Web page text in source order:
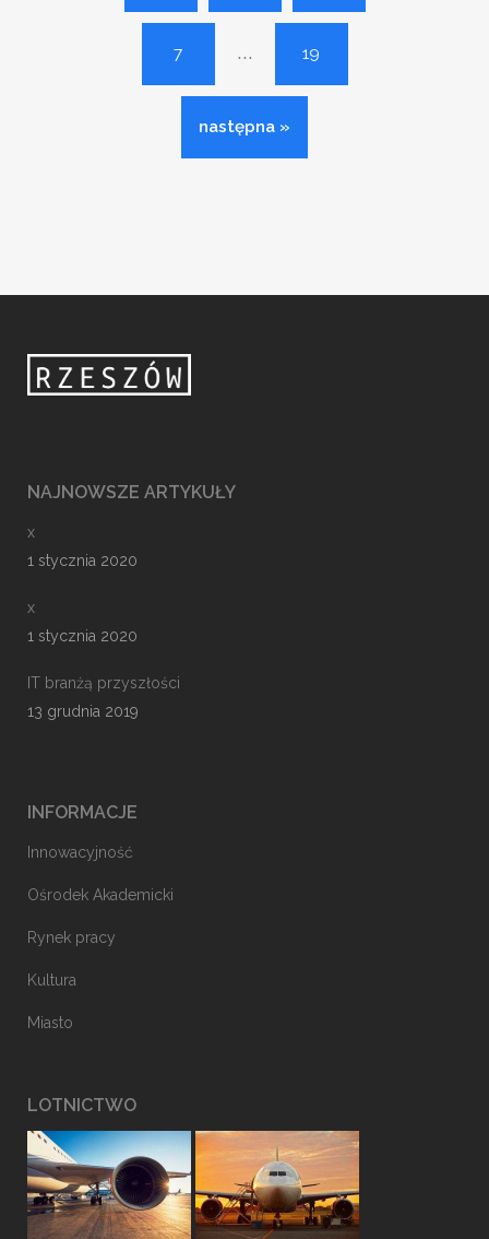
7 ... 19
następna »
NAJNOWSZE ARTYKUŁY
x
1 stycznia 2020
x
1 stycznia 2020
IT branżą przyszłości
13 grudnia 2019
INFORMACJE
Innowacyjność
Ośrodek Akademicki
Rynek pracy
Kultura
Miasto
LOTNICTWO